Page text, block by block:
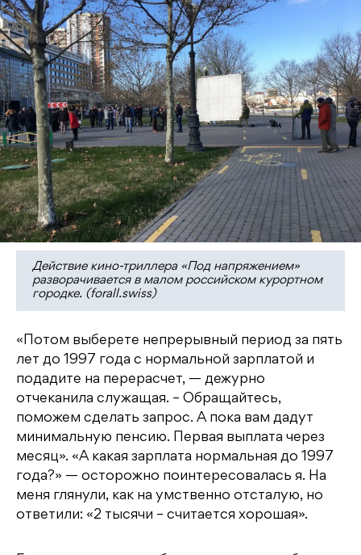
Действие кино-триллера «Под напряжением»
разворачивается в малом российском курортном
городке. (forall.swiss)
«Потом выберете непрерывный период за пять
лет до 1997 года с нормальной зарплатой и
подадите на перерасчет, — дежурно
отчеканила служащая. – Обращайтесь,
поможем сделать запрос. А пока вам дадут
минимальную пенсию. Первая выплата через
месяц». «А какая зарплата нормальная до 1997
года?» — осторожно поинтересовалась я. На
меня глянули, как на умственно отсталую, но
ответили: «2 тысячи – считается хорошая».